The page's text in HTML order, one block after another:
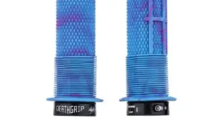
hasta
S/149.00